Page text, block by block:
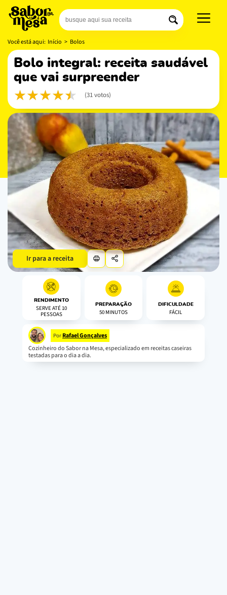
Você está aqui: Início > Bolos
bolo integral: receita saudável
que vai surpreender
(31 votos)
Ir para a receita
RENDIMENTO
SERVE ATÉ 10
PESSOAS
PREPARAÇÃO
50 MINUTOS
DIFICULDADE
FÁCIL
Por Rafael Gonçalves
Cozinheiro do Sabor na Mesa, especializado em receitas caseiras
testadas para o dia a dia.